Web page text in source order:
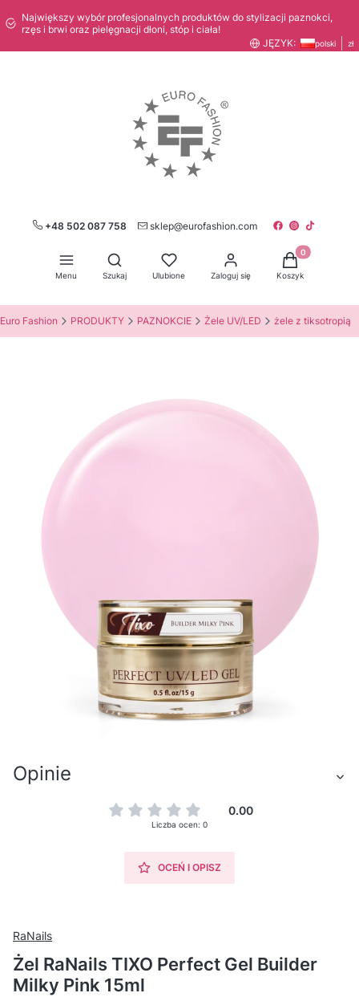
Największy wybór profesjonalnych produktów do stylizacji paznokci,
rzęs i brwi oraz pielęgnacji dłoni, stóp i ciała!
JĘZYK:
polski zł
+48 502 087 758 sklep@eurofashion.com
Menu
Otwórz wyszukiwarkę
Szukaj Ulubione Zaloguj się
Produkty w
Koszyk
Euro Fashion PRODUKTY PAZNOKCIE Żele UV/LED żele z tiksotropią
Opinie
0.00
Liczba ocen: 0
OCEŃ I OPISZ
RaNails
Żel RaNails TIXO Perfect Gel Builder
Milky Pink 15ml